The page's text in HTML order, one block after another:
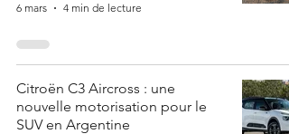
6 mars
4 min de lecture
Citroën C3 Aircross : une
nouvelle motorisation pour le
SUV en Argentine